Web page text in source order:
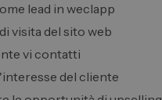
lead in weclapp
visita del sito web
vi contatti
del cliente